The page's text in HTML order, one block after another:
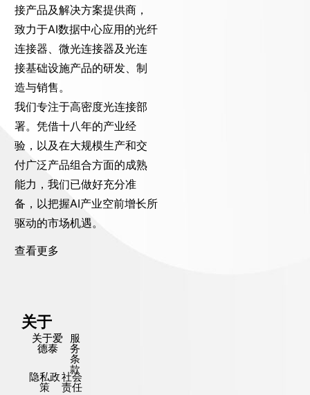
接产品及解决方案提供商，
致力于AI数据中心应用的光纤
连接器、微光连接器及光连
接基础设施产品的研发、制
造与销售。
我们专注于高密度光连接部
署。凭借十八年的产业经
验，以及在大规模生产和交
付广泛产品组合方面的成熟
能力，我们已做好充分准
备，以把握AI产业空前增长所
驱动的市场机遇。
查看更多
关于
关于爱
德泰
服
务
条
款
隐私政
策
社会
责任